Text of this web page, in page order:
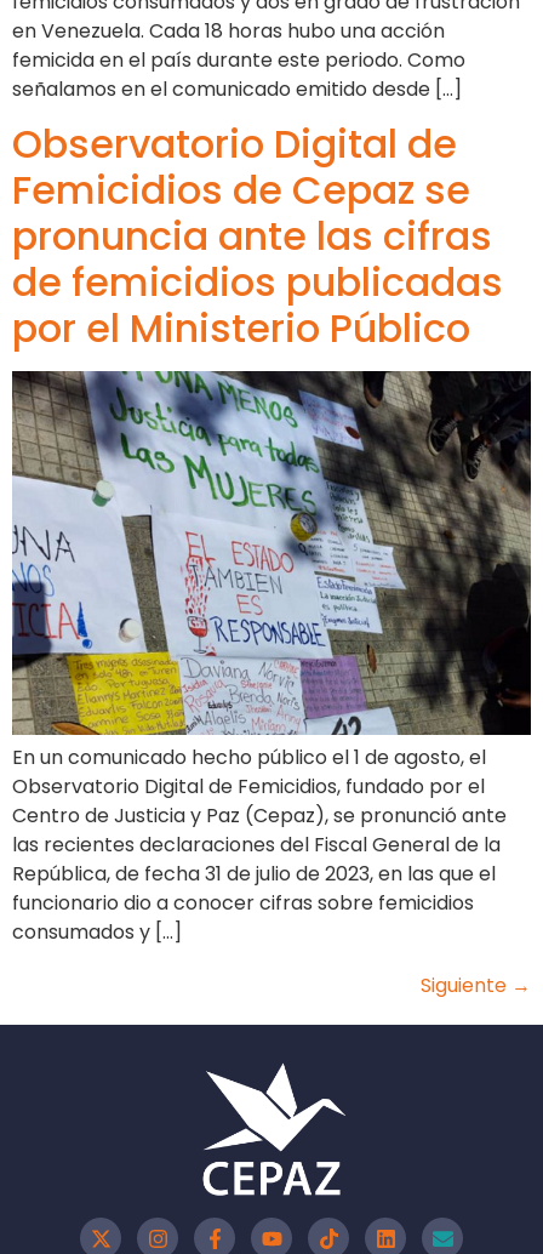
en Venezuela. Cada 18 horas hubo una acción
femicida en el país durante este periodo. Como
señalamos en el comunicado emitido desde […]
Observatorio Digital de
Femicidios de Cepaz se
pronuncia ante las cifras
de femicidios publicadas
por el Ministerio Público
En un comunicado hecho público el 1 de agosto, el
Observatorio Digital de Femicidios, fundado por el
Centro de Justicia y Paz (Cepaz), se pronunció ante
las recientes declaraciones del Fiscal General de la
República, de fecha 31 de julio de 2023, en las que el
funcionario dio a conocer cifras sobre femicidios
consumados y […]
Siguiente →